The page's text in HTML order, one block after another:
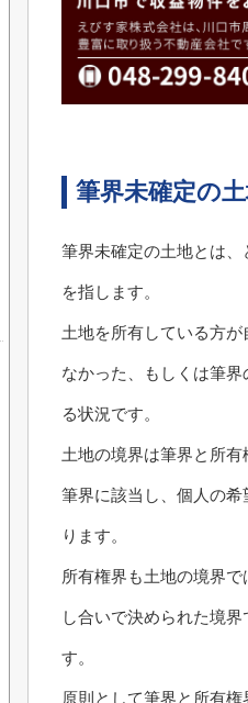
筆界未確定の
筆界未確定の土地とは
を指します。
土地を所有している方
なかった、もしくは筆
る状況です。
土地の境界は筆界と所
筆界に該当し、個人の
ります。
所有権界も土地の境界
し合いで決められた境
す。
原則として筆界と所有